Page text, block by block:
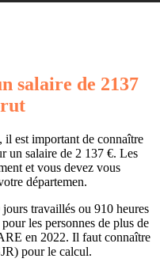
salaire de 2137
il est important de connaître
un salaire de 2 137 €. Les
et vous devez vous
départemen.
travaillés ou 910 heures
les personnes de plus de
en 2022. Il faut connaître
pour le calcul.